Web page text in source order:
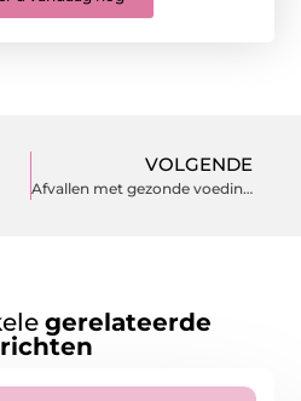
VOLGENDE
Afvallen met gezonde voeding en sport
gerelateerde